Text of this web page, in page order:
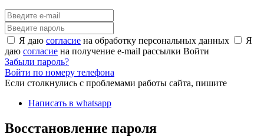
Я даю согласие на обработку персональных данных
Я
даю согласие на получение e-mail рассылки Войти
Забыли пароль?
Войти по номеру телефона
Если столкнулись с проблемами работы сайта, пишите
Написать в whatsapp
Восстановление пароля